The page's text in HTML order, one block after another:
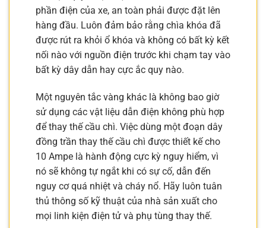
phần điện của xe, an toàn phải được đặt lên
hàng đầu. Luôn đảm bảo rằng chìa khóa đã
được rút ra khỏi ổ khóa và không có bất kỳ kết
nối nào với nguồn điện trước khi chạm tay vào
bất kỳ dây dẫn hay cực ắc quy nào.
Một nguyên tắc vàng khác là không bao giờ
sử dụng các vật liệu dẫn điện không phù hợp
để thay thế cầu chì. Việc dùng một đoạn dây
đồng trần thay thế cầu chì được thiết kế cho
10 Ampe là hành động cực kỳ nguy hiểm, vì
nó sẽ không tự ngắt khi có sự cố, dẫn đến
nguy cơ quá nhiệt và cháy nổ. Hãy luôn tuân
thủ thông số kỹ thuật của nhà sản xuất cho
mọi linh kiện điện tử và phụ tùng thay thế.